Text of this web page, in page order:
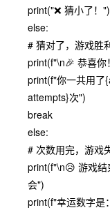
print("❌ 猜小了！")
else:
# 猜对了，游戏胜
print(f"\n🎉 恭喜
print(f"你一共用了
attempts}次")
break
else:
# 次数用完，游戏
print(f"\n😥 游戏
会")
print(f"幸运数字是